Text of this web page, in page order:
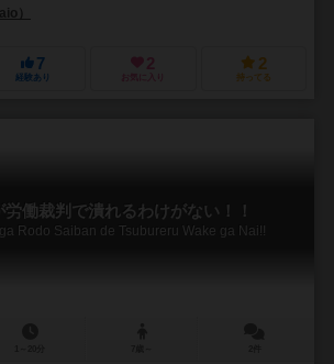
）
7
経験あり
2
お気に入り
2
持ってる
働裁判で潰れるわけがない！！
Rodo Saiban de Tsubureru Wake ga Nai!!